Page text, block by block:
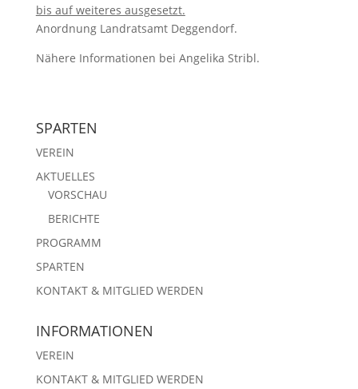
bis auf weiteres ausgesetzt.
Anordnung Landratsamt Deggendorf.
Nähere Informationen bei Angelika Stribl.
SPARTEN
VEREIN
AKTUELLES
VORSCHAU
BERICHTE
PROGRAMM
SPARTEN
KONTAKT & MITGLIED WERDEN
INFORMATIONEN
VEREIN
KONTAKT & MITGLIED WERDEN